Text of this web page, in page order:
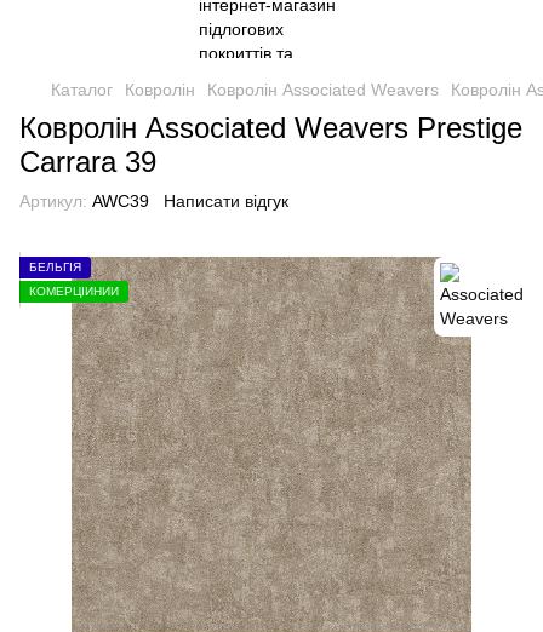
Каталог Ковролін Ковролін Associated Weavers Ковролін
Ковролін Associated Weavers Prestige
Carrara 39
Артикул: AWC39 Написати відгук
БЕЛЬГІЯ
КОМЕРЦІЙНИЙ